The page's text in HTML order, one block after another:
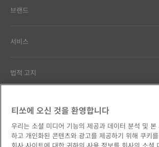
브랜드
서비스
법적 고지
우리의 약속
티쏘에 오신 것을 환영합니다
우리는 소셜 미디어 기능의 제공과 데이터 분석 및
하고 개인화된 콘텐츠와 광고를 제공하기 위해 쿠키